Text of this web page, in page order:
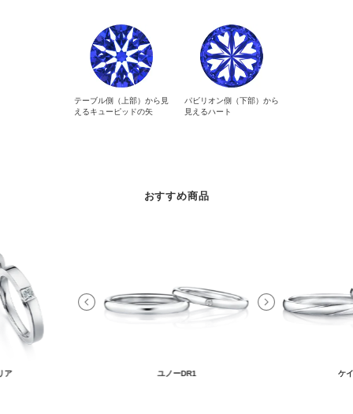
テーブル側（上部）から見
えるキューピッドの矢
パビリオン側（下部）から
見えるハート
おすすめ商品
ア ユノーDR1 ケ